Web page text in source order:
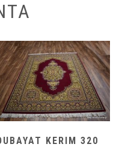
KERIM 320